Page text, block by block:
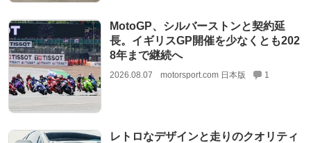
MotoGP、シルバーストンと契約延
長。イギリスGP開催を少なくとも202
8年まで継続へ
2026.08.07 motorsport.com 日本版 1
レトロなデザインと走りのクオリティ